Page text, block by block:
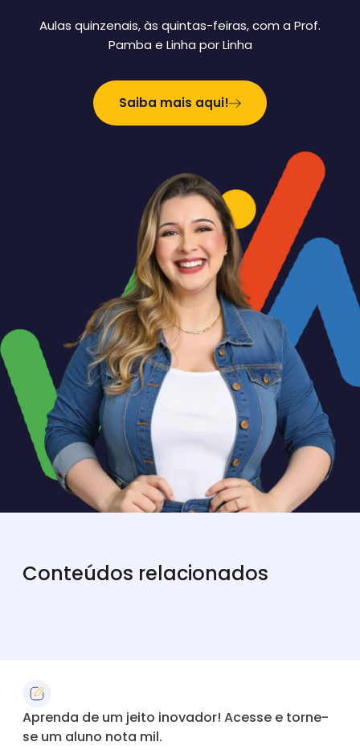
Aulas quinzenais, às quintas-feiras, com a Prof.
Pamba e Linha por Linha
Saiba mais aqui!
Conteúdos relacionados
Aprenda de um jeito inovador! Acesse e torne-
se um aluno nota mil.